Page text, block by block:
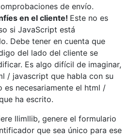
de envío.
en el cliente! Este no es
si JavaScript está
Debe tener en cuenta que
del lado del cliente se
Es algo difícil de imaginar,
/ javascript que habla con su
es necesariamente el html /
ha escrito.
llimllib, genere el formulario
que sea único para ese